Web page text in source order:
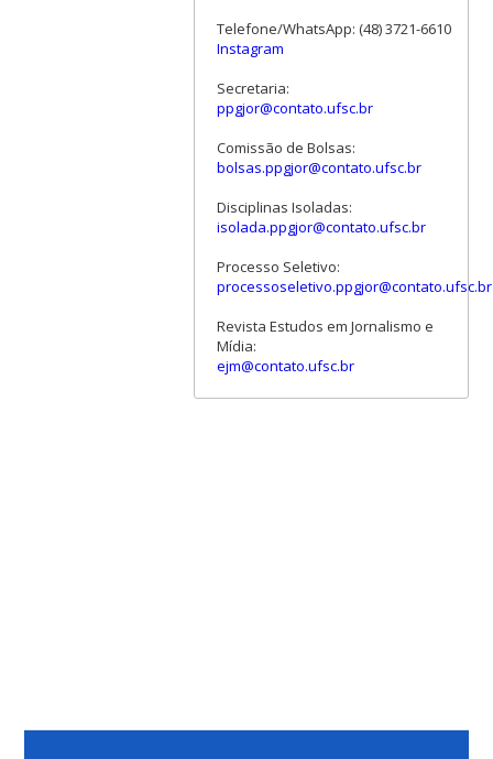
Telefone/WhatsApp: (48) 3721-6610
Instagram
Secretaria:
ppgjor@contato.ufsc.br
Comissão de Bolsas:
bolsas.ppgjor@contato.ufsc.br
Disciplinas Isoladas:
isolada.ppgjor@contato.ufsc.br
Processo Seletivo:
processoseletivo.ppgjor@contato.ufsc.br
Revista Estudos em Jornalismo e
Mídia:
ejm@contato.ufsc.br